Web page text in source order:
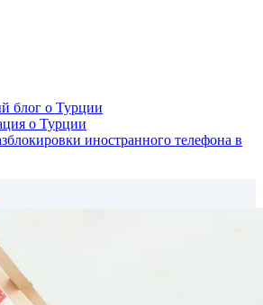
блог о Турции
о Турции
иностранного телефона в